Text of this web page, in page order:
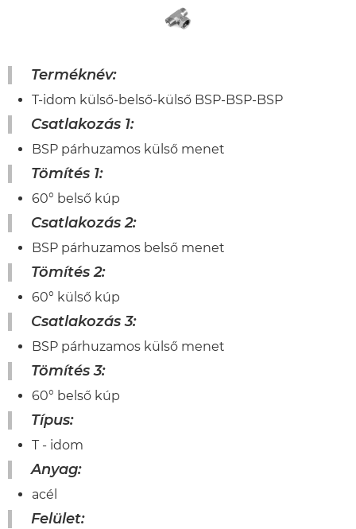
Terméknév:
T-idom külső-belső-külső BSP-BSP-BSP
Csatlakozás 1:
BSP párhuzamos külső menet
Tömítés 1:
60° belső kúp
Csatlakozás 2:
BSP párhuzamos belső menet
Tömítés 2:
60° külső kúp
Csatlakozás 3:
BSP párhuzamos külső menet
Tömítés 3:
60° belső kúp
Típus:
T - idom
Anyag:
acél
Felület: